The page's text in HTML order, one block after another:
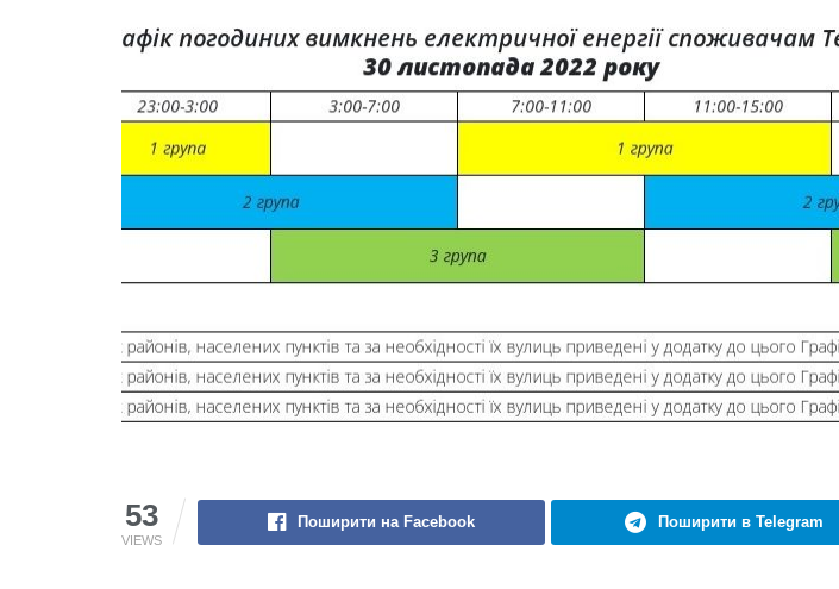
53
VIEWS
Поширити на Facebook Поширити в Telegram